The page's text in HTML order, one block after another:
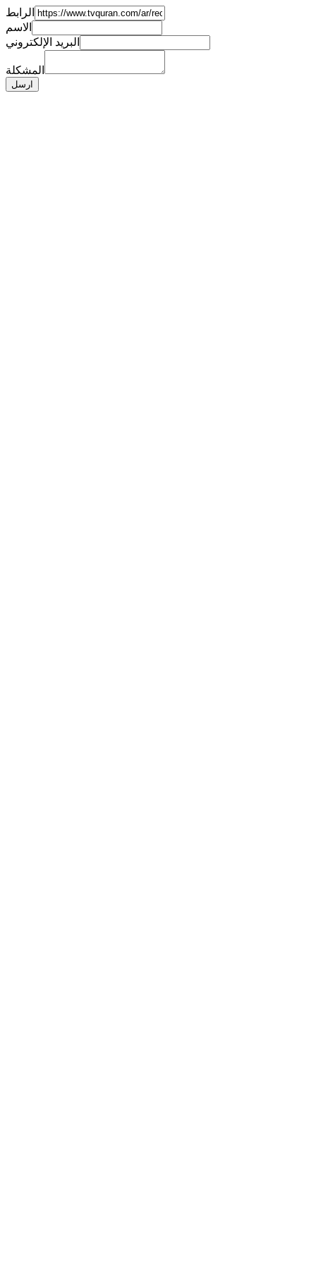
الرابط
الاسم
البريد الإلكتروني
المشكلة
ارسل